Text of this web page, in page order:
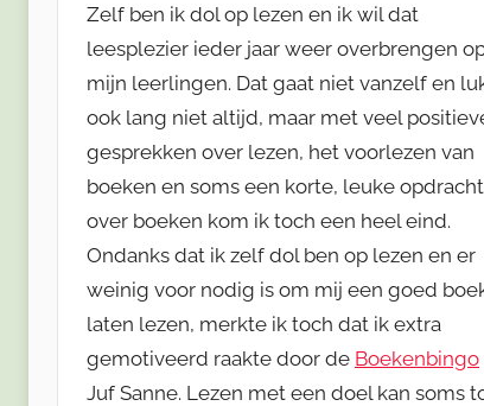
Zelf ben ik dol op lezen en ik wil dat
leesplezier ieder jaar weer overbrengen
mijn leerlingen. Dat gaat niet vanzelf en
ook lang niet altijd, maar met veel
gesprekken over lezen, het voorlezen van
boeken en soms een korte, leuke opdracht
over boeken kom ik toch een heel eind.
Ondanks dat ik zelf dol ben op lezen en er
weinig voor nodig is om mij een goed
laten lezen, merkte ik toch dat ik extra
gemotiveerd raakte door de Boekenbingo
Juf Sanne. Lezen met een doel kan soms